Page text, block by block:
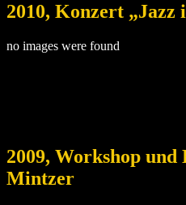
2010, Konzert „Jazz
no images were found
2009, Workshop
Mintzer